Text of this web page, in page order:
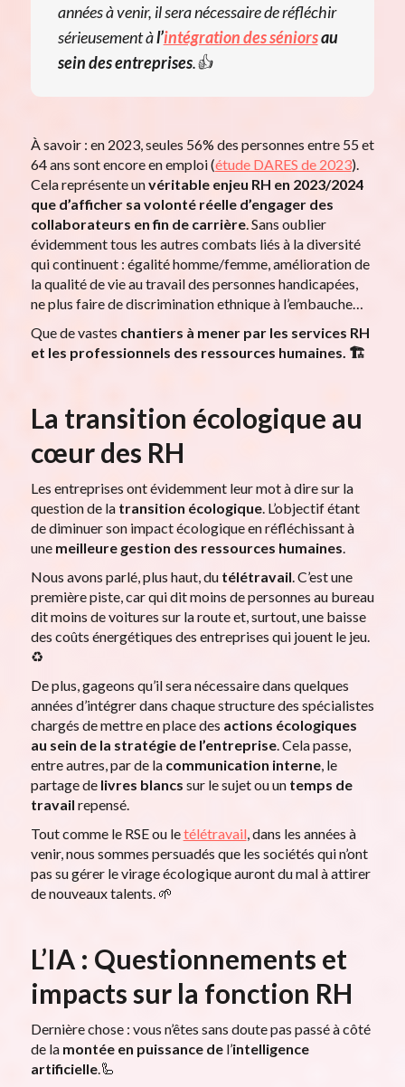
années à venir, il sera nécessaire de réfléchir
sérieusement àl’intégration des séniorsau
sein des entreprises.👍
À savoir : en 2023, seules 56% des personnes entre 55 et
64 ans sont encore en emploi (étude DARES de 2023).
Cela représente unvéritable enjeu RH en 2023/2024
que d’afficher sa volonté réelle d’engager des
collaborateurs en fin de carrière. Sans oublier
évidemment tous les autres combats liés à la diversité
qui continuent : égalité homme/femme, amélioration de
la qualité de vie au travail des personnes handicapées,
ne plus faire de discrimination ethnique à l’embauche…
Que de vastes chantiers à mener par les services RH
et les professionnels des ressources humaines. 🏗️
La transition écologique au
cœur des RH
Les entreprises ont évidemment leur mot à dire sur la
question de la transition écologique. L’objectif étant
de diminuer son impact écologique en réfléchissant à
une meilleure gestion des ressources humaines.
Nous avons parlé, plus haut, du télétravail. C’est une
première piste, car qui dit moins de personnes au bureau
dit moins de voitures sur la route et, surtout, une baisse
des coûts énergétiques des entreprises qui jouent le jeu.
♻️
De plus, gageons qu’il sera nécessaire dans quelques
années d’intégrer dans chaque structure des spécialistes
chargés de mettre en place des actions écologiques
au sein de la stratégie de l’entreprise. Cela passe,
entre autres, par de la communication interne, le
partage de livres blancs sur le sujet ou un temps de
travail repensé.
Tout comme le RSE ou letélétravail, dans les années à
venir, nous sommes persuadés que les sociétés qui n’ont
pas su gérer le virage écologique auront du mal à attirer
de nouveaux talents. 🌱
L’IA : Questionnements et
impacts sur la fonction RH
Dernière chose : vous n’êtes sans doute pas passé à côté
de la montée en puissance del’intelligence
artificielle.🦾